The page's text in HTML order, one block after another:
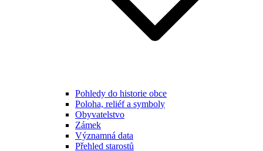
Pohledy do historie obce
Poloha, reliéf a symboly
Obyvatelstvo
Zámek
Významná data
Přehled starostů